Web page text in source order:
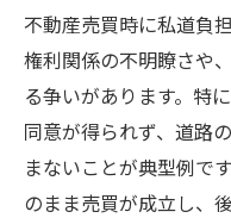
不動産売買時に私道負
権利関係の不明瞭さや
る争いがあります。特
同意が得られず、道路
まないことが典型例で
のまま売買が成立し、